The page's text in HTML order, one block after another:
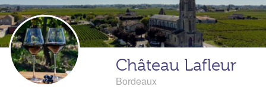
Château Lafleur
Bordeaux